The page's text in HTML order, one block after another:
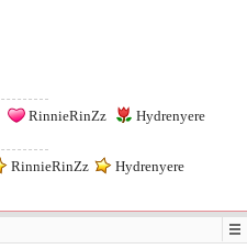
RinnieRinZz
Hydrenyere
RinnieRinZz
Hydrenyere